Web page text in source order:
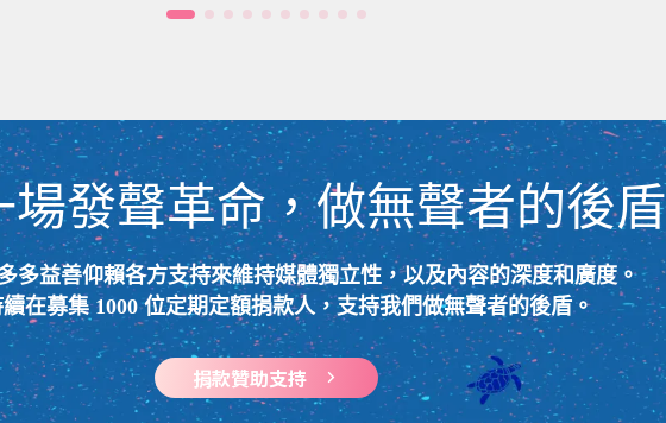
場發聲革命，做無聲者的後盾
多益善仰賴各方支持來維持媒體獨立性，以及內容的深度和廣度。
在募集 1000 位定期定額捐款人，支持我們做無聲者的後盾。
捐款贊助支持